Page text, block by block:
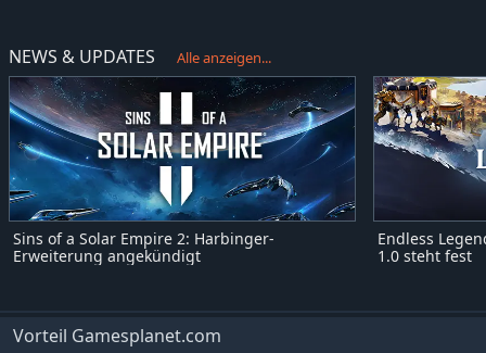
NEWS & UPDATES Alle anzeigen...
Sins of a Solar Empire 2: Harbinger-
Erweiterung angekündigt
Endless
1.0 steht fest
Vorteil Gamesplanet.com